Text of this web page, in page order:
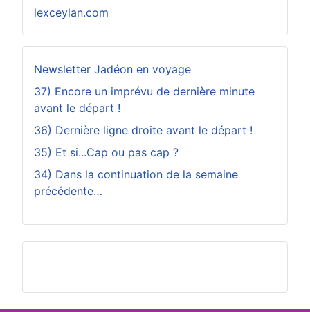
lexceylan.com
Newsletter Jadéon en voyage
37) Encore un imprévu de dernière minute
avant le départ !
36) Dernière ligne droite avant le départ !
35) Et si...Cap ou pas cap ?
34) Dans la continuation de la semaine
précédente…